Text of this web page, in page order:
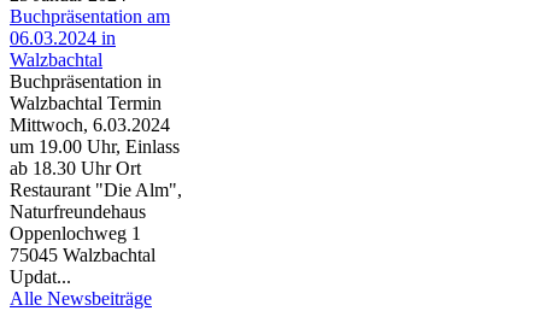
Buchpräsentation am
06.03.2024 in
Walzbachtal
Buchpräsentation in
Walzbachtal Termin
Mittwoch, 6.03.2024
um 19.00 Uhr, Einlass
ab 18.30 Uhr Ort
Restaurant "Die Alm",
Naturfreundehaus
Oppenlochweg 1
75045 Walzbachtal
Updat...
Alle Newsbeiträge